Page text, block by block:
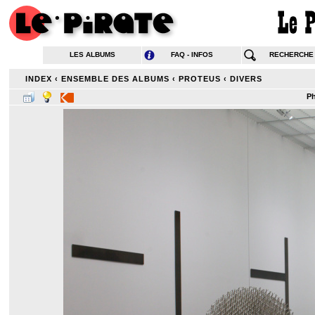
LES ALBUMS FAQ - INFOS RECHERCHE
INDEX ‹ ENSEMBLE DES ALBUMS ‹ PROTEUS ‹ DIVERS